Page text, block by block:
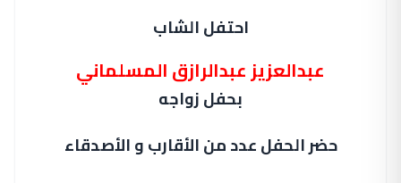
احتفل الشاب
عبدالعزيز عبدالرازق المسلماني
بحفل زواجه
حضر الحفل عدد من الأقارب و الأصدقاء